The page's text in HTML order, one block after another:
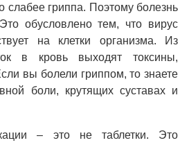
слабее гриппа. Поэтому болезнь
обусловлено тем, что вирус
на клетки организма. Из
в кровь выходят токсины,
вы болели гриппом, то знаете
боли, крутящих суставах и
– это не таблетки. Это